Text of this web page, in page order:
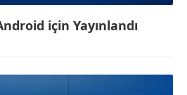
için Yayınlandı